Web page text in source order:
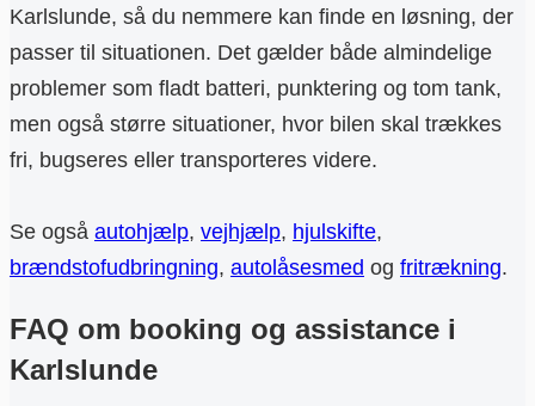
Karlslunde, så du nemmere kan finde en løsning, der
passer til situationen. Det gælder både almindelige
problemer som fladt batteri, punktering og tom tank,
men også større situationer, hvor bilen skal trækkes
fri, bugseres eller transporteres videre.
Se også autohjælp, vejhjælp, hjulskifte,
brændstofudbringning, autolåsesmed og fritrækning.
FAQ om booking og assistance i
Karlslunde